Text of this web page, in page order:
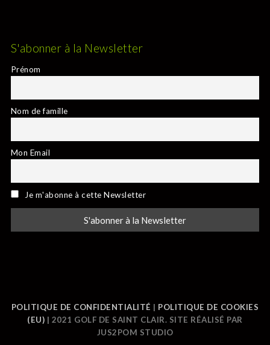
S'abonner à la Newsletter
Prénom
Nom de famille
Mon Email
Je m'abonne à cette Newsletter
POLITIQUE DE CONFIDENTIALITÉ | POLITIQUE DE COOKIES
(EU) | 2021 GOLF DE SAINT CLAIR. SITE RÉALISÉ PAR
JUS2POM STUDIO